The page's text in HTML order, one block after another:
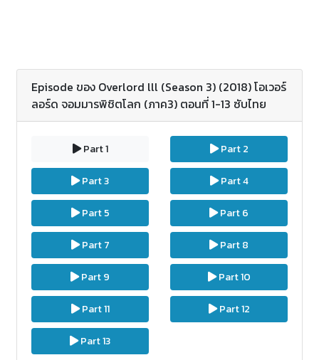
ใบใหม่ แล้วก็ค้นหาเหตุผลที่เขาถูกส่งมาที่นี่
Episode ของ Overlord lll (Season 3) (2018) โอเวอร์
ลอร์ด จอมมารพิชิตโลก (ภาค3) ตอนที่ 1-13 ซับไทย
Part 1 Part 2
Part 3 Part 4
Part 5 Part 6
Part 7 Part 8
Part 9 Part 10
Part 11 Part 12
Part 13